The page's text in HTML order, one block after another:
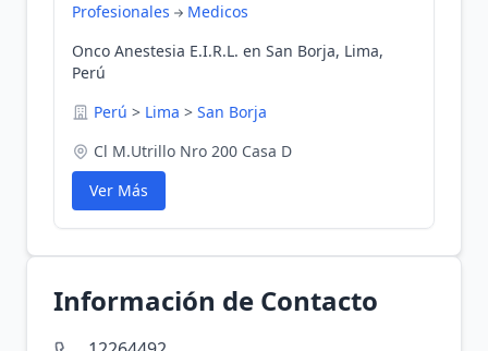
Profesionales
Medicos
Onco Anestesia E.I.R.L. en San Borja, Lima,
Perú
Perú > Lima > San Borja
Cl M.Utrillo Nro 200 Casa D
Ver Más
Información de Contacto